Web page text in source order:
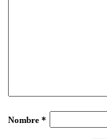
Nombre *